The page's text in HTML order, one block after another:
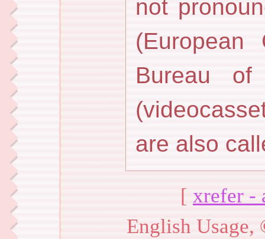
not
(European
Bureau of
are also
[ xrefer -
English